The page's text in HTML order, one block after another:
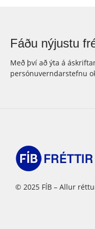
Fáðu nýjustu
Með því að ýta á
persónuverndarstefnu
© 2025 FÍB – Allur